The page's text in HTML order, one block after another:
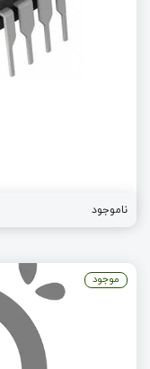
ناموجود
موجود